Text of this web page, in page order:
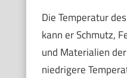
Die Temperatur
kann er Schmutz,
und Materialien
niedrigere